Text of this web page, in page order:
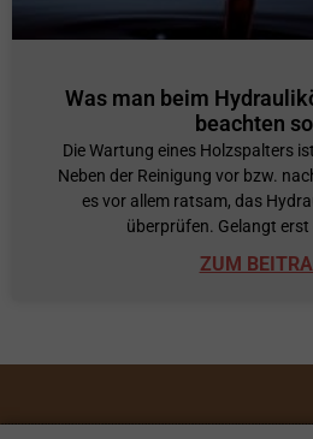
Was man beim
beachten
Die Wartung eines Holzspalters
Neben der Reinigung vor bzw.
es vor allem ratsam, das
überprüfen. Gelangt
ZUM